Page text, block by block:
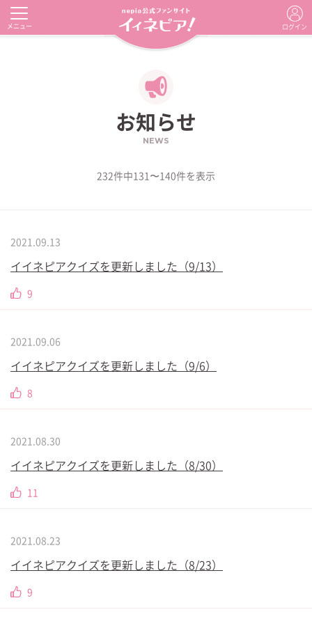
メニュー ログイン
お知らせ
NEWS
232件中131〜140件を表示
2021.09.13
イイネピアクイズを更新しました（9/13）
9
2021.09.06
イイネピアクイズを更新しました（9/6）
8
2021.08.30
イイネピアクイズを更新しました（8/30）
11
2021.08.23
イイネピアクイズを更新しました（8/23）
9